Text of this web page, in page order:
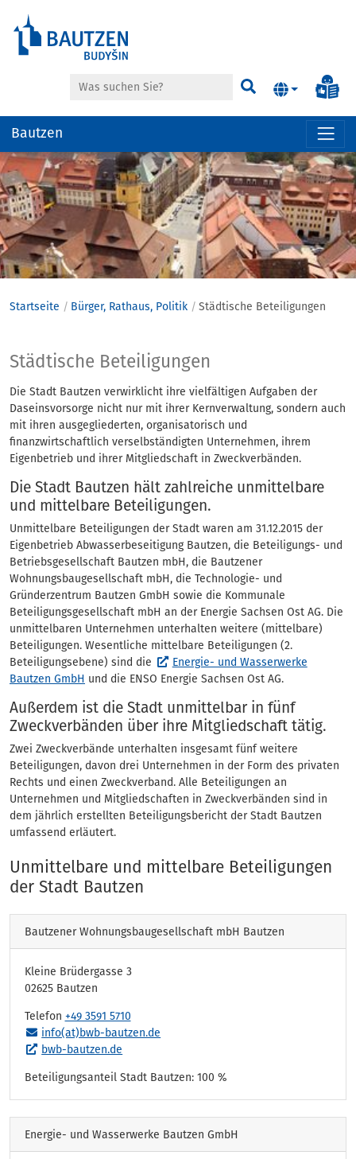
der
Seite
anspringen
Suche Suchen
Bautzen
Startseite Bürger, Rathaus, Politik Städtische Beteiligungen
Städtische
Städtische Beteiligungen
Die Stadt Bautzen verwirklicht ihre vielfältigen Aufgaben der
Daseinsvorsorge nicht nur mit ihrer Kernverwaltung, sondern auch
mit ihren ausgegliederten, organisatorisch und
finanzwirtschaftlich verselbständigten Unternehmen, ihrem
Eigenbetrieb und ihrer Mitgliedschaft in Zweckverbänden.
Die Stadt Bautzen hält zahlreiche unmittelbare
und mittelbare Beteiligungen.
Unmittelbare Beteiligungen der Stadt waren am 31.12.2015 der
Eigenbetrieb Abwasserbeseitigung Bautzen, die Beteiligungs- und
Betriebsgesellschaft Bautzen mbH, die Bautzener
Wohnungsbaugesellschaft mbH, die Technologie- und
Gründerzentrum Bautzen GmbH sowie die Kommunale
Beteiligungsgesellschaft mbH an der Energie Sachsen Ost AG. Die
unmittelbaren Unternehmen unterhalten weitere (mittelbare)
Beteiligungen. Wesentliche mittelbare Beteiligungen (2.
Beteiligungsebene) sind die
Energie- und Wasserwerke
Bautzen GmbH und die ENSO Energie Sachsen Ost AG.
Außerdem ist die Stadt unmittelbar in fünf
Zweckverbänden über ihre Mitgliedschaft tätig.
Zwei Zweckverbände unterhalten insgesamt fünf weitere
Beteiligungen, davon drei Unternehmen in der Form des privaten
Rechts und einen Zweckverband. Alle Beteiligungen an
Unternehmen und Mitgliedschaften in Zweckverbänden sind in
dem jährlich erstellten Beteiligungsbericht der Stadt Bautzen
umfassend erläutert.
Unmittelbare und mittelbare Beteiligungen
der Stadt Bautzen
Bautzener Wohnungsbaugesellschaft mbH Bautzen
Kleine Brüdergasse 3
02625 Bautzen
Telefon +49 3591 5710
info(at)bwb-bautzen.de
bwb-bautzen.de
Beteiligungsanteil Stadt Bautzen: 100 %
Energie- und Wasserwerke Bautzen GmbH